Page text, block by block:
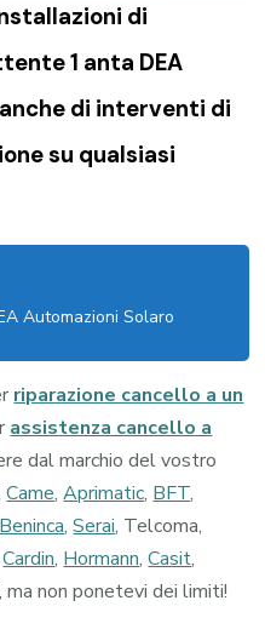
di
1 anta DEA
di interventi di
su qualsiasi
Automazioni Solaro
riparazione cancello a un
assistenza cancello a
dal marchio del vostro
Came,Aprimatic, BFT,
Beninca,Serai, Telcoma,
Cardin, Hormann,Casit,
ma non ponetevi dei limiti!